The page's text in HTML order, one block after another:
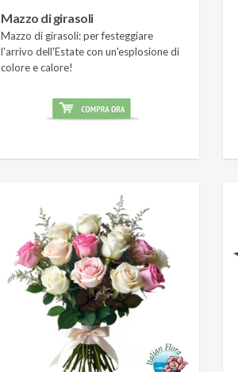
Mazzo di girasoli
Mazzo di girasoli: per festeggiare
l'arrivo dell'Estate con un'esplosione di
colore e calore!